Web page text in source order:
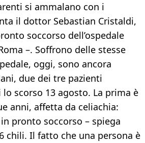
si ammalano con i
il dottor Sebastian Cristaldi,
soccorso dell’ospedale
–. Soffrono delle stesse
oggi, sono ancora
due dei tre pazienti
scorso 13 agosto. La prima è
anni, affetta da celiachia:
pronto soccorso – spiega
chili. Il fatto che una persona è